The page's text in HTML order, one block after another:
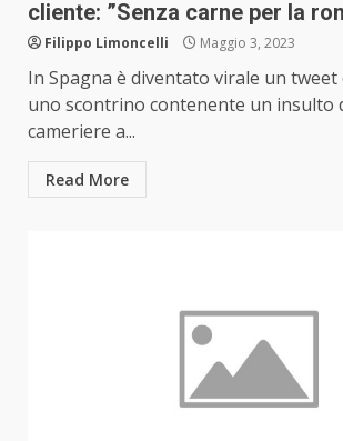
cliente: ”Senza carne per la
Filippo Limoncelli Maggio 3, 2023
In Spagna è diventato virale un tweet
uno scontrino contenente un insulto
cameriere a...
Read More